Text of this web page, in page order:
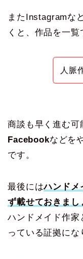
またInstagramな
くと、作品を一覧
人脈
商談も早く進む可
Facebookなどを
です。
最後にはハンドメ
ず載せておきまし
ハンドメイド作家
っている証拠にな